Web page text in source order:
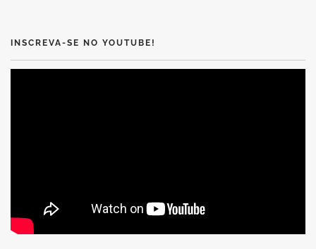
INSCREVA-SE NO YOUTUBE!